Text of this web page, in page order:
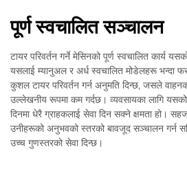
पूर्ण स्वचालित सञ्चालन
टायर परिवर्तन गर्ने मेसिनको पूर्ण स्वचालित कार्य
यसलाई म्यानुअल र अर्ध स्वचालित मोडेलहरू भन्दा
कुशल टायर परिवर्तन गर्न अनुमति दिन्छ, जसले
उल्लेखनीय रूपमा कम गर्दछ। व्यवसायका लागि
दिनमा धेरै ग्राहकलाई सेवा दिन सक्ने क्षमता हो।
उनीहरूको अनुभवको स्तरको बावजूद सञ्चालन गर्न
उच्च गुणस्तरको सेवा दिन्छ।